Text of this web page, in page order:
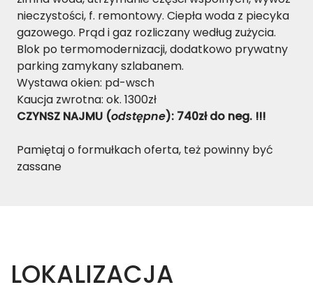
nieczystości, f. remontowy. Ciepła woda z piecyka
gazowego. Prąd i gaz rozliczany według zużycia.
Blok po termomodernizacji, dodatkowo prywatny
parking zamykany szlabanem.
Wystawa okien: pd-wsch
Kaucja zwrotna: ok. 1300zł
CZYNSZ NAJMU (odstępne): 740zł do neg. !!!
Pamiętaj o formułkach oferta, też powinny być
zassane
LOKALIZACJA